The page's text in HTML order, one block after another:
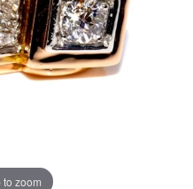
zoom